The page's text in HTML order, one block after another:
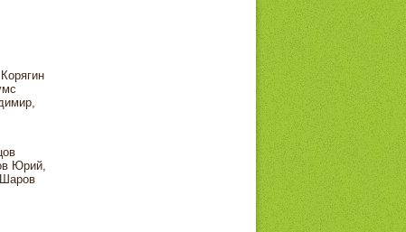
Юрий,